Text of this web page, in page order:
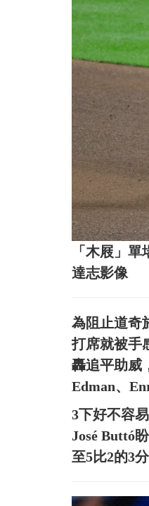
「木屐」
達志影像
為阻止道奇
打席就被手
轟追平助威
Edman、
3下好不容
José Buttó
至5比2的3分